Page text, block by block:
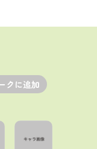
クに追加